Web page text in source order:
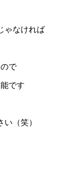
ゃなければ
で
です
（笑）